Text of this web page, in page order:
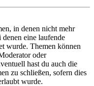
in denen nicht mehr
eine laufende
wurde. Themen können
oder
hast du auch die
zu schließen, sofern dies
wurde.